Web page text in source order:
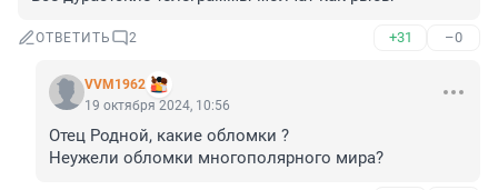
ОТВЕТИТЬ 2 +31 –0
VVM1962
19 октября 2024, 10:56
Отец Родной, какие обломки ?
Неужели обломки многополярного мира?